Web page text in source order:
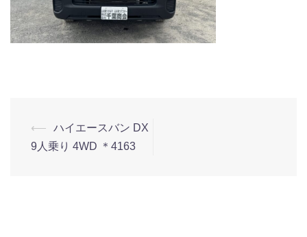
⟵
ハイエースバン DX
9人乗り 4WD ＊4163